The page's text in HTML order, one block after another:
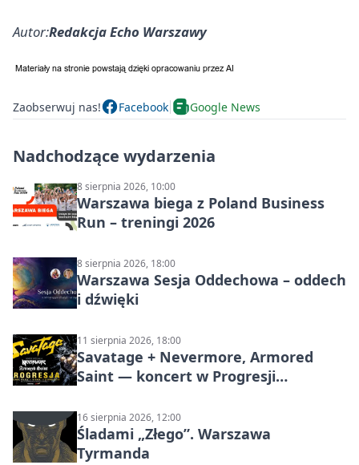
Autor:Redakcja Echo Warszawy
Zaobserwuj nas! Facebook Google News
Nadchodzące wydarzenia
8 sierpnia 2026, 10:00
Warszawa biega z Poland Business
Run – treningi 2026
8 sierpnia 2026, 18:00
Warszawa Sesja Oddechowa – oddech
i dźwięki
11 sierpnia 2026, 18:00
Savatage + Nevermore, Armored
Saint — koncert w Progresji
16 sierpnia 2026, 12:00
Śladami „Złego”. Warszawa
Tyrmanda